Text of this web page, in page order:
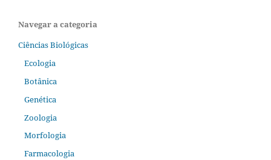
Navegar a categoria
Ciências Biológicas
Ecologia
Botânica
Genética
Zoologia
Morfologia
Farmacologia